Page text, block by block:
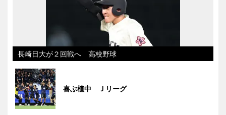
長崎日大が２回戦へ 高校野球
喜ぶ植中 Ｊリーグ